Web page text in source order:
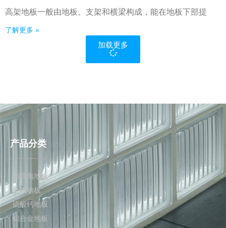
高架地板一般由地板、支架和横梁构成，能在地板下部提
了解更多 »
加载更多
产品分类
防静电地板
全钢地板
硫酸钙地板
铝合金地板